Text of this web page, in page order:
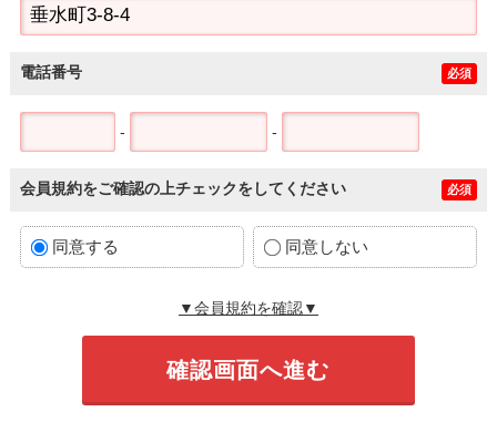
電話番号 必須
- -
会員規約をご確認の上チェックをしてください 必須
同意する 同意しない
▼会員規約を確認▼